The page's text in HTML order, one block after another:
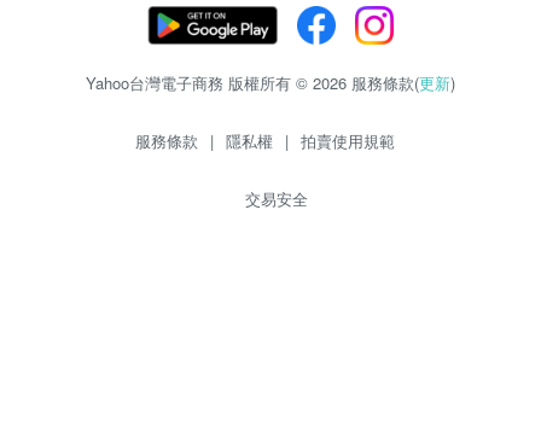
Yahoo台灣電子商務 版權所有 © 2026 服務條款(更新)
服務條款 | 隱私權 | 拍賣使用規範
交易安全